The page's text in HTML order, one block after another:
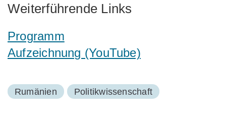
Weiterführende Links
Programm
Aufzeichnung (YouTube)
Rumänien Politikwissenschaft